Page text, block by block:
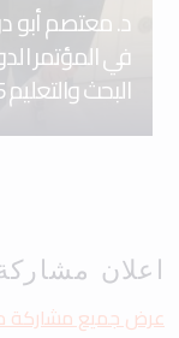
د. معتصم أبو
البحث والتعليم e-AGE25 في عمّان
اعلان
عرض جميع مشاركة